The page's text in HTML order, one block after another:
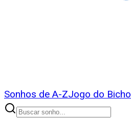
Sonhos de A-ZJogo do Bicho